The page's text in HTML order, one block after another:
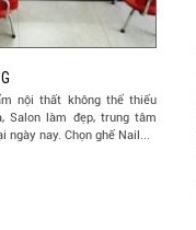
nội thất không thể thiếu
Salon làm đẹp, trung tâm
ngày nay. Chọn ghế Nail...